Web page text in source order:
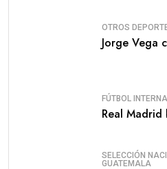
OTROS
Jorge Vega
FÚTBOL
Real Madrid
SELECCIÓN
GUATEMALA